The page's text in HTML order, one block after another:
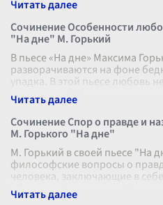
Сочинение Особенности
"На дне" М. Горький
В пьесе «На дне» Максима
разворачиваются на фоне
упадка. В этой пьесе любовь
социальный феномен, отраж
Сочинение Спор о правде и
М. Горького "На дне"
М. Горький в своей пьесе "На
философские вопросы о
человека, заключающие в
обитателей ночлежки. Спор о п